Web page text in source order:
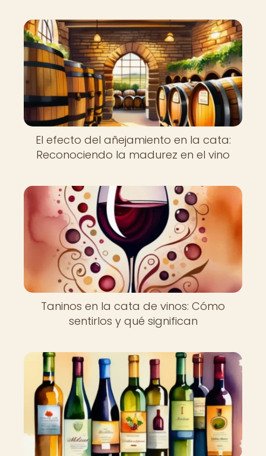
El efecto del añejamiento en la cata:
Reconociendo la madurez en el vino
Taninos en la cata de vinos: Cómo
sentirlos y qué significan